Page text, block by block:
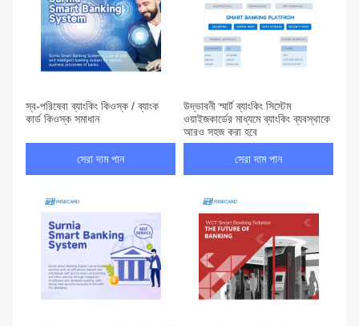
স্ব-পরিষেবা ব্যাংকিং কিওস্ক / ব্যাংক
কার্ড কিওস্ক সমাধান
সেরা দাম পান
উদ্ভাবনী স্মার্ট ব্যাংকিং সিস্টেম
ওয়াইজকার্ডের মাধ্যমে ব্যাংকিং ব্যবস্থাকে
আরও সহজ করা হবে
সেরা দাম পান